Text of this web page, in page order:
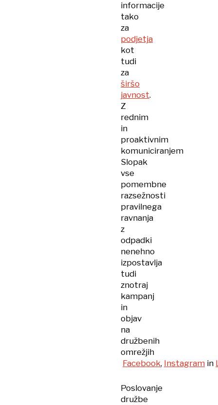
informacije
tako
za
podjetja
kot
tudi
za
širšo
javnost.
Z
rednim
in
proaktivnim
komuniciranjem
Slopak
vse
pomembne
razsežnosti
pravilnega
ravnanja
z
odpadki
nenehno
izpostavlja
tudi
znotraj
kampanj
in
objav
na
družbenih
omrežjih
Facebook, Instagram in
Poslovanje
družbe